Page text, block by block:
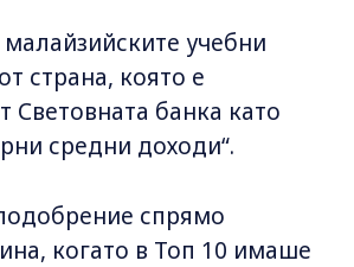
учебни
страна, която е
Световната банка като
средни доходи“.
спрямо
когато в Топ 10 имаше